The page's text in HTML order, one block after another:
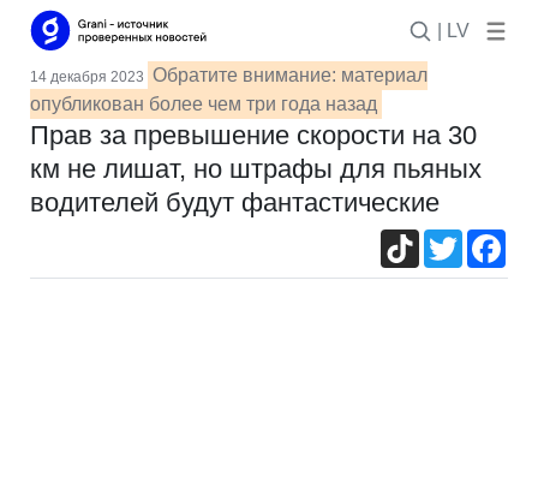
| LV
14 декабря 2023 Обратите внимание: материал
опубликован более чем три года назад
Прав за превышение скорости на 30
км не лишат, но штрафы для пьяных
водителей будут фантастические
TikTokTwitter